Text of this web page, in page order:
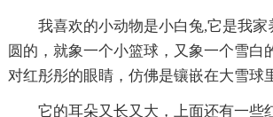
我喜欢的小动物是小白兔,它是我家
圆的，就象一个小篮球，又象一个雪白
对红彤彤的眼睛，仿佛是镶嵌在大雪球
它的耳朵又长又大，上面还有一些